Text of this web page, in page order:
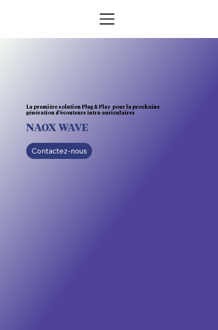
La première solution Plug & Play pour la prochaine
génération d’écouteurs intra-auriculaires
NAOX WAVE
Contactez-nous